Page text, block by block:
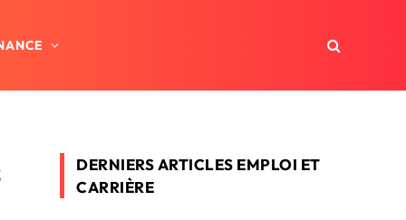
DERNIERS ARTICLES EMPLOI ET
CARRIÈRE